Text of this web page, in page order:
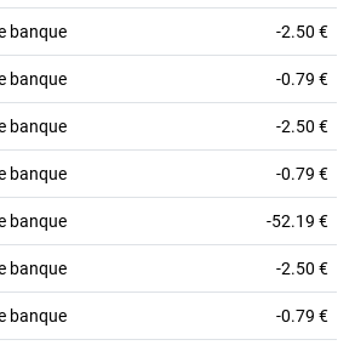
banque -2.50 €
banque -0.79 €
banque -2.50 €
banque -0.79 €
banque -52.19 €
banque -2.50 €
banque -0.79 €